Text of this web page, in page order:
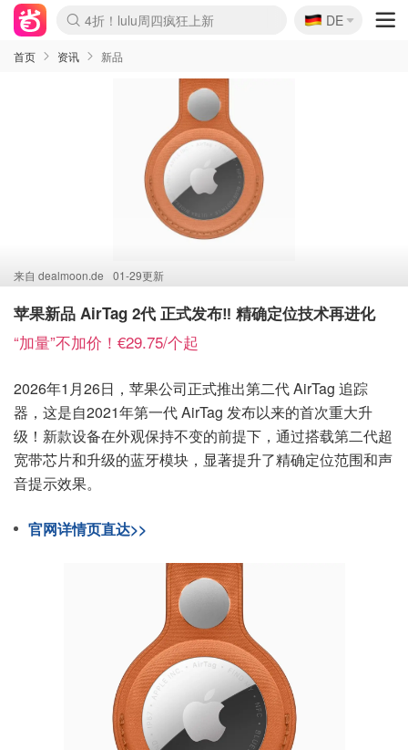
Boticinal 夏促开抢！
4折！lulu周四疯狂上新
还没结束！&OtherStories大促
Joybuy变相75折 随时失效
速领！Stanley独家85折
疑似霸哥！Camper额外叠85折
Zalando 奥莱闪促！每日更新
Moncler反季囤！5折起+叠9折
Coach Brooklyn仅€192
🇩🇪
DE
首页 资讯 新品
来自 dealmoon.de 01-29更新
苹果新品 AirTag 2代 正式发布‼️ 精确定位技术再进化
“加量”不加价！€29.75/个起
2026年1月26日，苹果公司正式推出第二代 AirTag 追踪
器，这是自2021年第一代 AirTag 发布以来的首次重大升
级！新款设备在外观保持不变的前提下，通过搭载第二代超
宽带芯片和升级的蓝牙模块，显著提升了精确定位范围和声
音提示效果。
官网详情页直达>>